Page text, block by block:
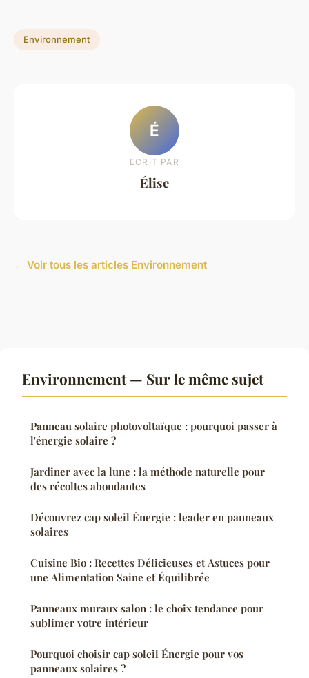
Environnement
É
ECRIT PAR
Élise
← Voir tous les articles Environnement
Environnement — Sur le même sujet
Panneau solaire photovoltaïque : pourquoi passer à
l'énergie solaire ?
Jardiner avec la lune : la méthode naturelle pour
des récoltes abondantes
Découvrez cap soleil Énergie : leader en panneaux
solaires
Cuisine Bio : Recettes Délicieuses et Astuces pour
une Alimentation Saine et Équilibrée
Panneaux muraux salon : le choix tendance pour
sublimer votre intérieur
Pourquoi choisir cap soleil Énergie pour vos
panneaux solaires ?